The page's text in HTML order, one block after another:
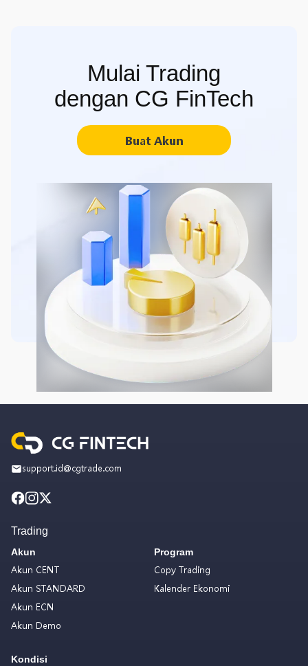
Mulai Trading
dengan CG FinTech
Buat Akun
support.id@cgtrade.com
Trading
Akun
Akun CENT
Akun STANDARD
Akun ECN
Akun Demo
Kondisi
Program
Copy Trading
Kalender Ekonomi